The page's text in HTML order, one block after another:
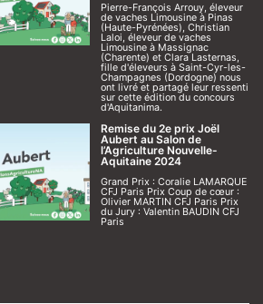
Pierre-François Arrouy, éleveur
de vaches Limousine à Pinas
(Haute-Pyrénées), Christian
Laloi, éleveur de vaches
Limousine à Massignac
(Charente) et Clara Lasternas,
fille d'éleveurs à Saint-Cyr-les-
Champagnes (Dordogne) nous
ont livré et partagé leur ressenti
sur cette édition du concours
d'Aquitanima.
Remise du 2e prix Joël
Aubert au Salon de
l’Agriculture Nouvelle-
Aquitaine 2024
Grand Prix : Coralie LAMARQUE
CFJ Paris Prix Coup de cœur :
Olivier MARTIN CFJ Paris Prix
du Jury : Valentin BAUDIN CFJ
Paris